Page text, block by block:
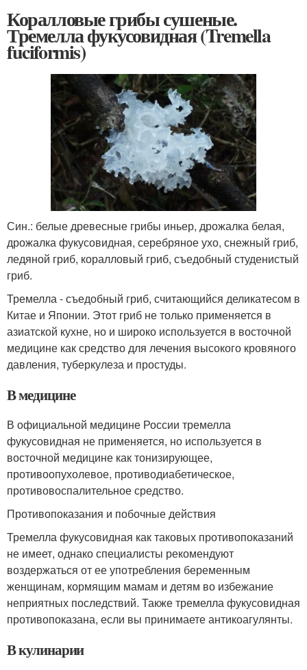
Коралловые грибы сушеные.
Тремелла фукусовидная (Tremella
fuciformis)
Син.: белые древесные грибы иньер, дрожалка белая,
дрожалка фукусовидная, серебряное ухо, снежный гриб,
ледяной гриб, коралловый гриб, съедобный студенистый
гриб.
Тремелла - съедобный гриб, считающийся деликатесом в
Китае и Японии. Этот гриб не только применяется в
азиатской кухне, но и широко используется в восточной
медицине как средство для лечения высокого кровяного
давления, туберкулеза и простуды.
В медицине
В официальной медицине России тремелла
фукусовидная не применяется, но используется в
восточной медицине как тонизирующее,
противоопухолевое, противодиабетическое,
противовоспалительное средство.
Противопоказания и побочные действия
Тремелла фукусовидная как таковых противопоказаний
не имеет, однако специалисты рекомендуют
воздержаться от ее употребления беременным
женщинам, кормящим мамам и детям во избежание
неприятных последствий. Также тремелла фукусовидная
противопоказана, если вы принимаете антикоагулянты.
В кулинарии